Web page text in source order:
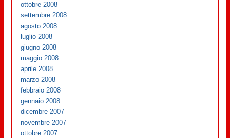
ottobre 2008
settembre 2008
agosto 2008
luglio 2008
giugno 2008
maggio 2008
aprile 2008
marzo 2008
febbraio 2008
gennaio 2008
dicembre 2007
novembre 2007
ottobre 2007